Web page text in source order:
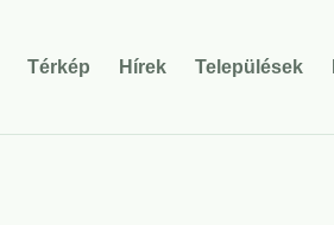
Térkép Hírek Települések